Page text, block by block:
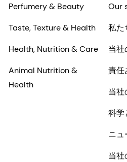
Perfumery & Beauty
Taste, Texture & Health
Health, Nutrition & Care
Animal Nutrition &
Health
Our
私た
当社
責任
当社
科学
ニュ
当社